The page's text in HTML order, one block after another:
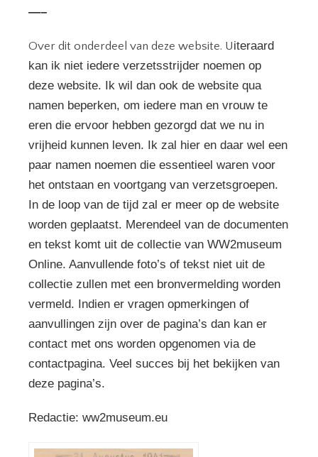
—–
Over dit onderdeel van deze website. Uiteraard
kan ik niet iedere verzetsstrijder noemen op
deze website. Ik wil dan ook de website qua
namen beperken, om iedere man en vrouw te
eren die ervoor hebben gezorgd dat we nu in
vrijheid kunnen leven. Ik zal hier en daar wel een
paar namen noemen die essentieel waren voor
het ontstaan en voortgang van verzetsgroepen.
In de loop van de tijd zal er meer op de website
worden geplaatst. Merendeel van de documenten
en tekst komt uit de collectie van WW2museum
Online. Aanvullende foto’s of tekst niet uit de
collectie zullen met een bronvermelding worden
vermeld. Indien er vragen opmerkingen of
aanvullingen zijn over de pagina’s dan kan er
contact met ons worden opgenomen via de
contactpagina. Veel succes bij het bekijken van
deze pagina’s.
Redactie: ww2museum.eu